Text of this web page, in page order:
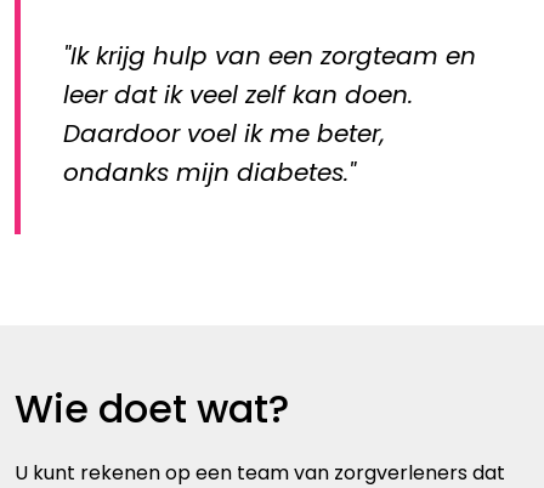
Ik krijg hulp van een zorgteam en
leer dat ik veel zelf kan doen.
Daardoor voel ik me beter,
ondanks mijn diabetes.
Wie doet wat?
U kunt rekenen op een team van zorgverleners dat